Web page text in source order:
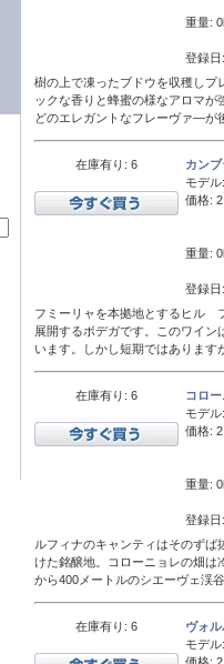
重量:
登録
樹の上で凍ったブドウを収穫しプ
ックな香りと蜂蜜の様なアロマ
どのエレガントなフレーヴァ―が
在庫有り: 6
カン
モデル:
価格:
重量:
登録
フミーリャを本拠地とするヒル
展開するボデガです。このワイ
います。しかし短期ではありま
在庫有り: 6
コロ
モデル:
価格:
重量:
登録
ルフィナのキャンティはそのず
けた銘醸地。コローニョレの畑は
から400メートルのシエーヴェ渓
在庫有り: 6
ヴォ
モデル: